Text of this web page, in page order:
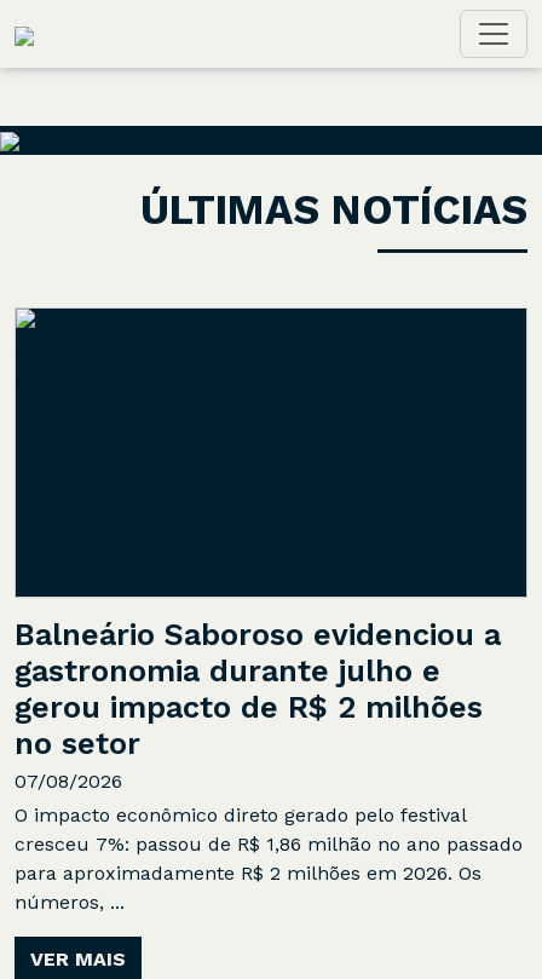
ÚLTIMAS NOTÍCIAS
Balneário Saboroso evidenciou a
gastronomia durante julho e
gerou impacto de R$ 2 milhões
no setor
07/08/2026
O impacto econômico direto gerado pelo festival
cresceu 7%: passou de R$ 1,86 milhão no ano passado
para aproximadamente R$ 2 milhões em 2026. Os
números, ...
VER MAIS